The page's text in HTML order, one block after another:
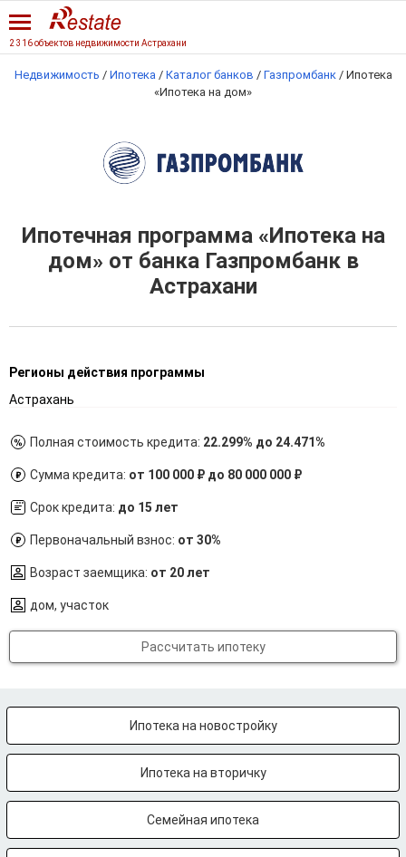
2 316 объектов недвижимости Астрахани
Недвижимость / Ипотека / Каталог банков / Газпромбанк / Ипотека
«Ипотека на дом»
Ипотечная программа «Ипотека на
дом» от банка Газпромбанк в
Астрахани
Регионы действия программы
Астрахань
Полная стоимость кредита: 22.299% до 24.471%
Сумма кредита: от 100 000 ₽ до 80 000 000 ₽
Срок кредита: до 15 лет
Первоначальный взнос: от 30%
Возраст заемщика: от 20 лет
дом, участок
Рассчитать ипотеку
Ипотека на новостройку
Ипотека на вторичку
Семейная ипотека